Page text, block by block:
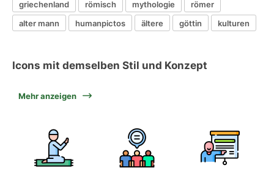
griechenland
römisch mythologie
römer
alter mann
humanpictos ältere göttin kulturen
Icons mit demselben Stil und Konzept
Mehr anzeigen